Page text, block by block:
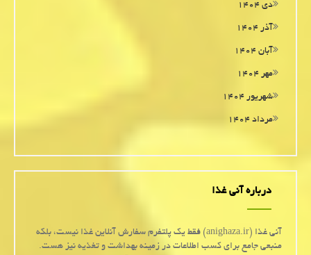
دی ۱۴۰۴
آذر ۱۴۰۴
آبان ۱۴۰۴
مهر ۱۴۰۴
شهریور ۱۴۰۴
مرداد ۱۴۰۴
درباره آنی غذا
آنی غذا (anighaza.ir) فقط یک پلتفرم سفارش آنلاین غذا نیست، بلکه
منبعی جامع برای کسب اطلاعات در زمینه بهداشت و تغذیه نیز هست.